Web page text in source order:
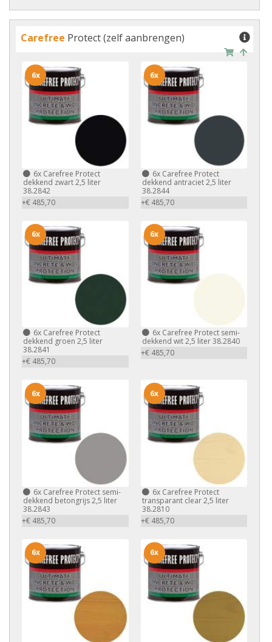
Carefree Protect (zelf aanbrengen)
6x Carefree Protect
dekkend zwart 2,5 liter
38.2842
+€ 485,70
6x
6xCarefree Protect
dekkend antraciet 2,5 liter
38.2844
+€ 485,70
6x
6x Carefree Protect
dekkend groen 2,5 liter
38.2841
+€ 485,70
6x
6xCarefree Protect semi-
dekkend wit 2,5 liter 38.2840
+€ 485,70
6x
6x Carefree Protect semi-
dekkend betongrijs 2,5 liter
38.2843
+€ 485,70
6x
6xCarefree Protect
transparant clear 2,5 liter
38.2810
+€ 485,70
6x
6x 6x